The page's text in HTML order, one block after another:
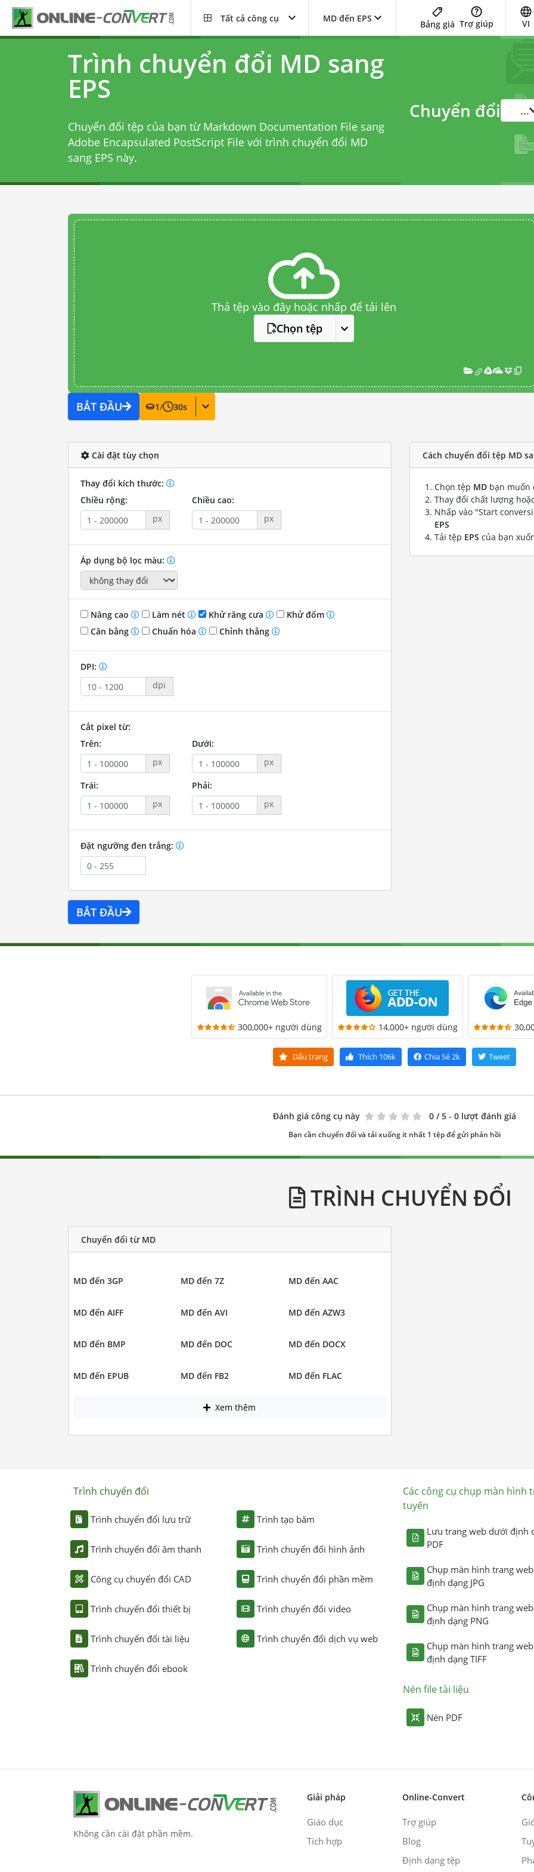
Tất cả công cụ MD đến EPS
Bảng giá Trợ giúp VI
Trình chuyển đổi MD sang
EPS
Chuyển đổi tệp của bạn từ Markdown Documentation File sang
Adobe Encapsulated PostScript File với trình chuyển đổi MD
sang EPS này.
Chuyển đổi ...
Thả tệp vào đây hoặc nhấp để tải lên
Chọn tệp
BẮT ĐẦU 1/ 30s
Cài đặt tùy chọn
Thay đổi kích thước:
Chiều rộng:
px
Chiều cao:
px
Áp dụng bộ lọc màu:
Nâng cao Làm nét Khử răng cưa
Khử đốm
Cân bằng
Chuẩn hóa Chỉnh thẳng
DPI:
dpi
Cắt pixel từ:
Trên:
px
Dưới:
px
Trái:
px
Phải:
px
Đặt ngưỡng đen trắng:
BẮT ĐẦU
Cách chuyển đổi tệp MD
Chọn tệp MD bạn muốn
Thay đổi chất lượng
Nhấp vào "Start
EPS
Tải tệp EPS của bạn
300,000+ người dùng 14,000+ người dùng
Dấu trang Thích 106k Chia Sẻ2k Tweet
Đánh giá công cụ này 0 / 5 - 0 lượt đánh giá
Bạn cần chuyển đổi và tải xuống ít nhất 1 tệp để gửi phản hồi
TRÌNH CHUYỂN ĐỔI
Chuyển đổi từ MD
MD đến 3GP MD đến 7Z MD đến AAC
MD đến AIFF MD đến AVI MD đến AZW3
MD đến BMP MD đến DOC MD đến DOCX
MD đến EPUB MD đến FB2 MD đến FLAC
Xem thêm
Trình chuyển đổi
Trình chuyển đổi lưu trữ
Trình chuyển đổi âm thanh
Công cụ chuyển đổi CAD
Trình chuyển đổi thiết bị
Trình chuyển đổi tài liệu
Trình chuyển đổi ebook
Trình tạo băm
Trình chuyển đổi hình ảnh
Trình chuyển đổi phần mềm
Trình chuyển đổi video
Trình chuyển đổi dịch vụ web
Các công cụ chụp màn hình
tuyến
Lưu trang web dưới định
PDF
Chụp màn hình trang
định dạng JPG
Chụp màn hình trang
định dạng PNG
Chụp màn hình trang
định dạng TIFF
Nén file tài liệu
Nén PDF
Không cần cài đặt phần mềm.
Giải pháp
Giáo dục
Tích hợp
Online-Convert
Trợ giúp
Blog
Định dạng tệp